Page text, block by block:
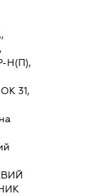
Н(П),
31,